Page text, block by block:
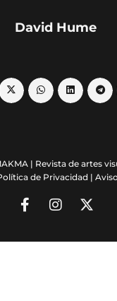
David Hume
| Revista de artes
de Privacidad |